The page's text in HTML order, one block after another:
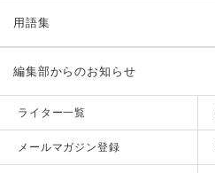
用語集
編集部からのお知らせ
ライター一覧
メールマガジン登録